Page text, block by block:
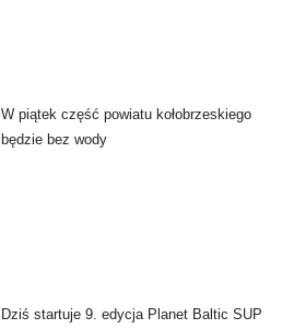
W piątek część powiatu kołobrzeskiego
będzie bez wody
Dziś startuje 9. edycja Planet Baltic SUP